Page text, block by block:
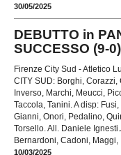
30/05/2025
DEBUTTO in
SUCCESSO (9-0)
Firenze City Sud - Atletico
CITY SUD: Borghi, Corazzi,
Inverso, Marchi, Meucci,
Taccola, Tanini. A disp:
Gianni, Onori, Pedalino,
Torsello. All. Daniele
Bernardoni, Cadoni, Maggi,
10/03/2025